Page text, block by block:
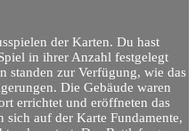
der Karten. Du hast
in ihrer Anzahl festgelegt
standen zur Verfügung, wie das
Die Gebäude waren
errichtet und eröffneten das
sich auf der Karte Fundamente,